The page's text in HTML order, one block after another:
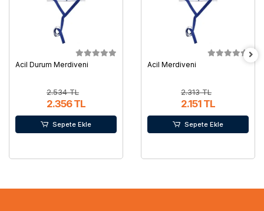
Acil Durum Merdiveni
2.534 TL
2.356 TL
Sepete Ekle
Acil Merdiveni
2.313 TL
2.151 TL
Sepete Ekle